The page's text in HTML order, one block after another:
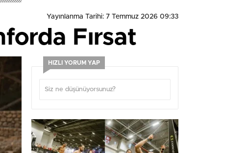
Yayınlanma Tarihi: 7 Temmuz 2026 09:33
Fırsat
HIZLI YORUM YAP